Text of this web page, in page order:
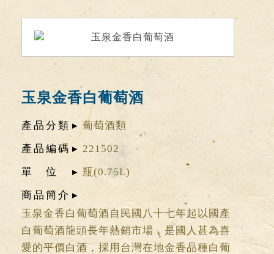
玉泉金香白葡萄酒
產品分類
葡萄酒類
產品編碼
221502
單位
瓶(0.75L)
商品簡介
玉泉金香白葡萄酒自民國八十七年起以國產
白葡萄酒龍頭長年熱銷市場，是國人甚為喜
愛的平價白酒，採用台灣在地金香品種白葡